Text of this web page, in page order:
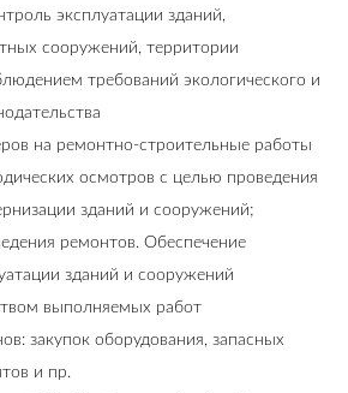
эксплуатации зданий,
сооружений, территории
требований экологического и
на ремонтно-строительные работы
осмотров с целью проведения
зданий и сооружений;
ремонтов. Обеспечение
зданий и сооружений
выполняемых работ
закупок оборудования, запасных
и пр.